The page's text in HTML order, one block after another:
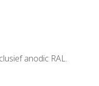
anodic RAL.